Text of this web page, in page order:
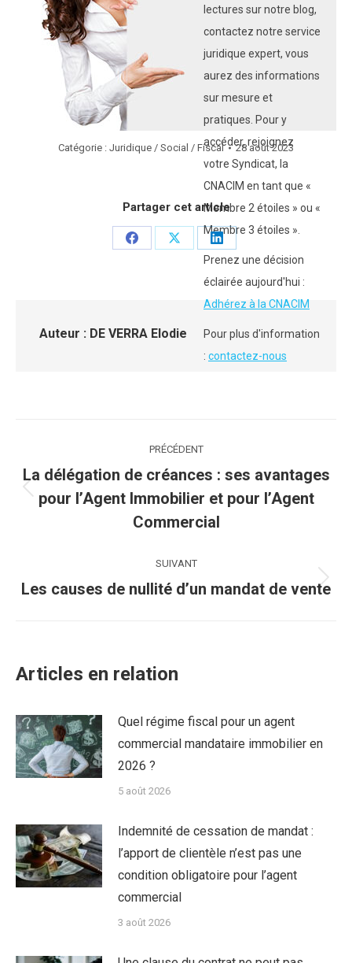
lectures sur notre blog,
contactez notre service
juridique expert, vous
aurez des informations
sur mesure et
pratiques. Pour y
accéder, rejoignez
votre Syndicat, la
CNACIM en tant que «
Membre 2 étoiles » ou «
Membre 3 étoiles ».
Prenez une décision
éclairée aujourd'hui :
Adhérez à la CNACIM
Pour plus d'information
: contactez-nous
Catégorie : Juridique / Social / Fiscal 28 août 2023
Partager cet article
PartagerPartagerPartager
Auteur : DE VERRA Elodie
article
PRÉCÉDENT
Article
précédent
La délégation de créances : ses avantages
pour l’Agent Immobilier et pour l’Agent
Commercial
SUIVANT
Article
Les causes de nullité d’un mandat de vente
Articles en relation
Quel régime fiscal pour un agent
commercial mandataire immobilier en
2026 ?
5 août 2026
Indemnité de cessation de mandat :
l’apport de clientèle n’est pas une
condition obligatoire pour l’agent
commercial
3 août 2026